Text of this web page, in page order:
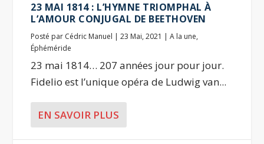
23 MAI 1814 : L’HYMNE TRIOMPHAL À
L’AMOUR CONJUGAL DE BEETHOVEN
Posté par Cédric Manuel |23 Mai, 2021 |A la une,
Éphéméride
23 mai 1814… 207 années jour pour jour.
Fidelio est l’unique opéra de Ludwig van...
EN SAVOIR PLUS